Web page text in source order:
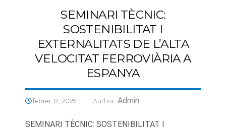
SEMINARI TÈCNIC:
SOSTENIBILITAT I
EXTERNALITATS DE L’ALTA
VELOCITAT FERROVIÀRIA A
ESPANYA
febrer 12, 2025 Author: Admin
SEMINARI TÈCNIC: SOSTENIBILITAT I